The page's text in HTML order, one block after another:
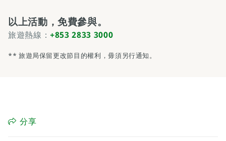
以上活動，免費參與。
旅遊熱線：+853 2833 3000
** 旅遊局保留更改節目的權利，毋須另行通知。
分享